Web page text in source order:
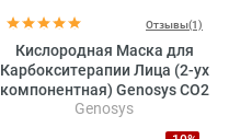
Отзывы(1)
Кислородная Маска для
Карбокситерапии Лица (2-ух
компонентная) Genosys CO2
Face Mask Kit Genosys
Genosys